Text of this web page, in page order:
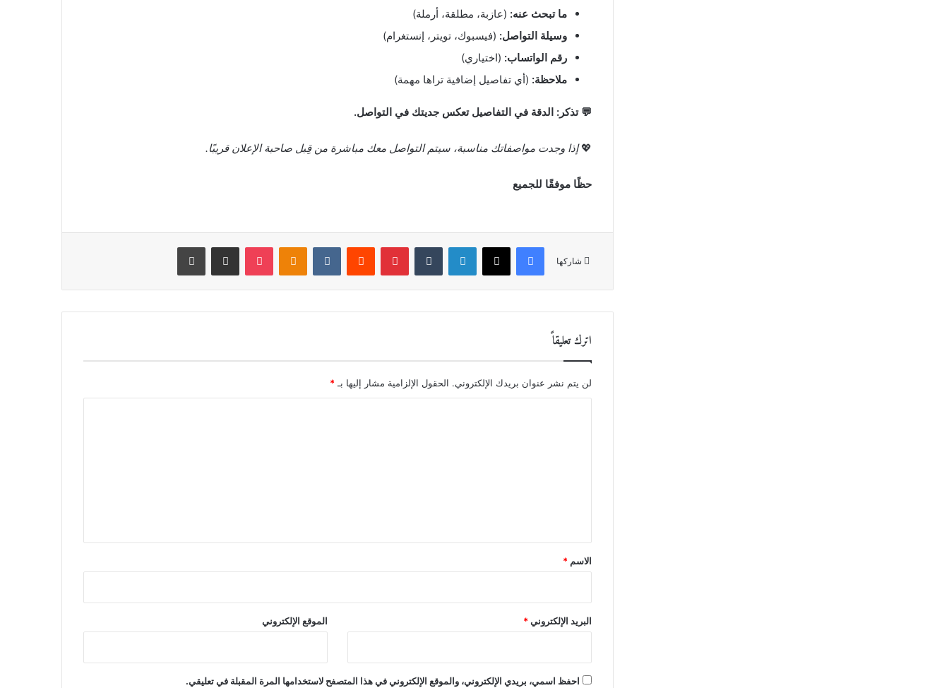
ما تبحث عنه: (عازبة، مطلقة، أرملة)
وسيلة التواصل: (فيسبوك، تويتر، إنستغرام)
رقم الواتساب: (اختياري)
ملاحظة: (أي تفاصيل إضافية تراها مهمة)
💬 تذكر: الدقة في التفاصيل تعكس جديتك في التواصل.
💖إذا وجدت مواصفاتك مناسبة، سيتم التواصل معك مباشرة من قِبل صاحبة الإعلان قريبًا.
حظًا موفقًا للجميع
شاركها
فيسبوك لينكدإن بينتيريست بوكيت
اترك تعليقاً
لن يتم نشر عنوان بريدك الإلكتروني. الحقول الإلزامية مشار إليها بـ *
*
الاسم *
البريد الإلكتروني* الموقع الإلكتروني
احفظ اسمي، بريدي الإلكتروني، والموقع الإلكتروني في هذا المتصفح لاستخدامها المرة المقبلة في تعليقي.